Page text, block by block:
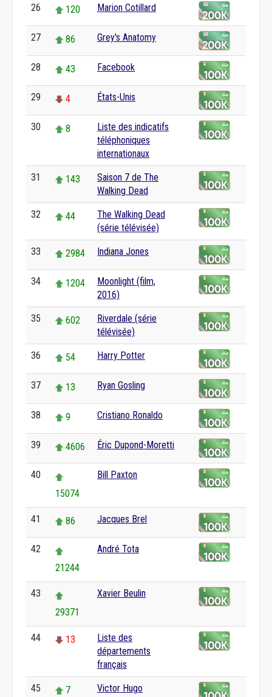
26 120 Marion Cotillard
27 86 Grey's Anatomy
28 43 Facebook
29 4 États-Unis
30 8
Liste des indicatifs
téléphoniques
internationaux
31 143
Saison 7 de The
Walking Dead
32 44
The Walking Dead
(série télévisée)
33 2984 Indiana Jones
34 1204
Moonlight (film,
2016)
35 602
Riverdale (série
télévisée)
36 54 Harry Potter
37 13 Ryan Gosling
38 9 Cristiano Ronaldo
39 4606 Éric Dupond-Moretti
40
15074
Bill Paxton
41 86 Jacques Brel
42
21244
André Tota
43
29371
Xavier Beulin
44 13
Liste des
départements
français
45 7 Victor Hugo